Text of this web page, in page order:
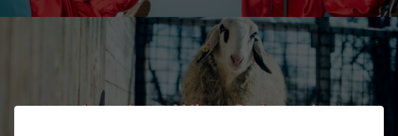
Landgut Wien Cobenzl